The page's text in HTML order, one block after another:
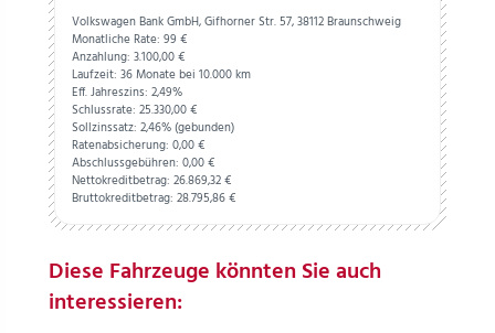
Volkswagen Bank GmbH, Gifhorner Str. 57, 38112 Braunschweig
Monatliche Rate: 99 €
Anzahlung: 3.100,00€
Laufzeit: 36 Monate bei 10.000 km
Eff. Jahreszins: 2,49%
Schlussrate: 25.330,00€
Sollzinssatz: 2,46% (gebunden)
Ratenabsicherung: 0,00€
Abschlussgebühren: 0,00€
Nettokreditbetrag: 26.869,32€
Bruttokreditbetrag: 28.795,86€
Diese Fahrzeuge könnten Sie auch
interessieren: